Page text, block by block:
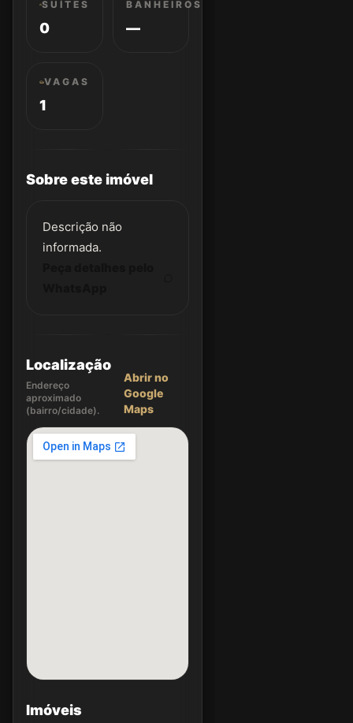
SUÍTES
0
BANHEIROS
—
VAGAS
1
Sobre este imóvel
Descrição não
informada.
Localização
Endereço
aproximado
(bairro/cidade).
Abrir no
Google
Maps
Imóveis